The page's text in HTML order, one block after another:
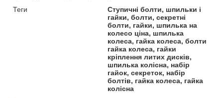
Теги
Ступичні болти, шпильки і
гайки, болти, секретні
болти, гайки, шпилька на
колесо ціна, шпилька
колеса, гайка колеса, болти
гайка колеса, гайки
кріплення литих дисків,
шпилька колісна, набір
гайок, секреток, набір
болтів, гайка колеса, гайка
колісна